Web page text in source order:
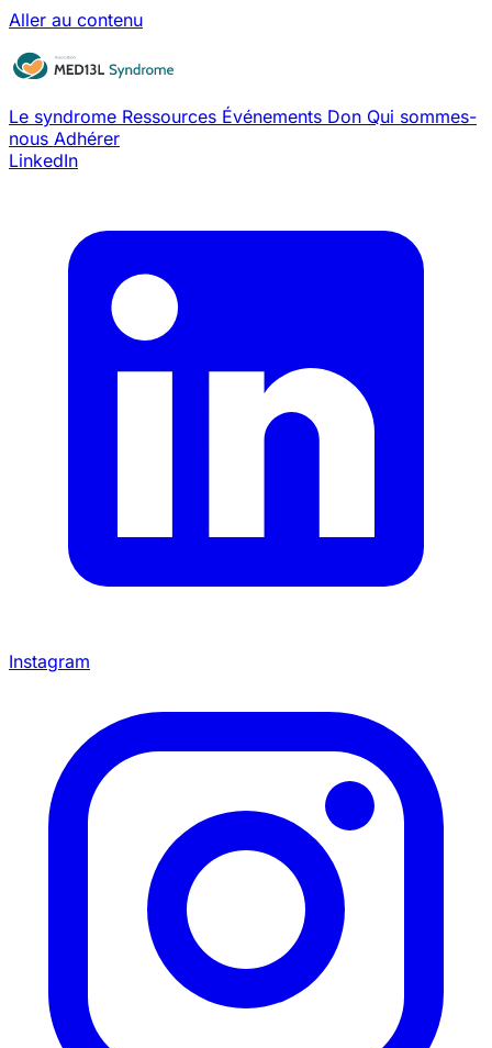
Aller au contenu
Le syndrome Ressources Événements Don Qui sommes-
nous Adhérer
LinkedIn
Instagram